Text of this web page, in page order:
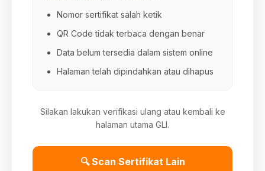
Nomor sertifikat salah ketik
QR Code tidak terbaca dengan benar
Data belum tersedia dalam sistem online
Halaman telah dipindahkan atau dihapus
Silakan lakukan verifikasi ulang atau kembali ke
halaman utama GLI.
🔍 Scan Sertifikat Lain